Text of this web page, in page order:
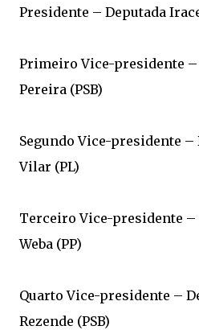
Presidente – Deputada
Primeiro Vice-presidente
Pereira (PSB)
Segundo Vice-presidente –
Vilar (PL)
Terceiro Vice-presidente –
Weba (PP)
Quarto Vice-presidente –
Rezende (PSB)